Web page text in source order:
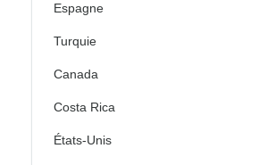
Espagne
Turquie
Canada
Costa Rica
États-Unis